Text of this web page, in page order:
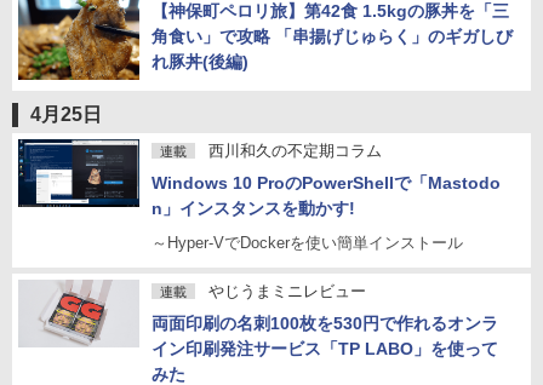
【神保町ペロリ旅】第42食 1.5kgの豚丼を「三
角食い」で攻略 「串揚げじゅらく」のギガしび
れ豚丼(後編)
4月25日
連載 西川和久の不定期コラム
Windows 10 ProのPowerShellで「Mastodo
n」インスタンスを動かす!
～Hyper-VでDockerを使い簡単インストール
連載 やじうまミニレビュー
両面印刷の名刺100枚を530円で作れるオンラ
イン印刷発注サービス「TP LABO」を使って
みた